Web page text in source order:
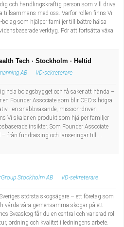
och handlingskraftig person som vill driva
tillsammans med oss. Varför rollen finns Vi
bolag som hjälper familjer till bättre hälsa
verktyg. För att fortsätta växa
Tech · Stockholm · Heltid
AB VD-sekreterare
hela bolagsbygget och få saker att hända –
Founder Associate som blir CEO:s högra
i en snabbväxande, mission-driven
Vi skalar en produkt som hjälper familjer
insikter. Som Founder Associate
– från fundraising och lanseringar till ...
Stockholm AB VD-sekreterare
största skogsägare – ett företag som
vårda våra gemensamma skogar på ett
Sveaskog får du en central och varierad roll
ordning och kvalitet i ledningens arbete.